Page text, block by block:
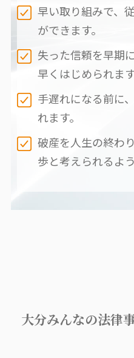
早い取り組みで、
ができます。
失った信頼を早期
早くはじめられます
手遅れになる前に
れます。
破産を人生の終わ
歩と考えられるよ
大分みんなの法律